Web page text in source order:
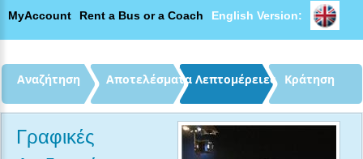
MyAccount Rent a Bus or a Coach English Version: